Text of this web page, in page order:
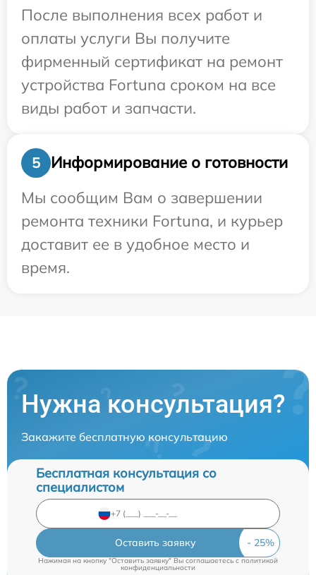
После выполнения всех работ и
оплаты услуги Вы получите
фирменный сертификат на ремонт
устройства Fortuna сроком на все
виды работ и запчасти.
5
Информирование о готовности
Мы сообщим Вам о завершении
ремонта техники Fortuna, и курьер
доставит ее в удобное место и
время.
Нужна консультация?
Закажите бесплатную консультацию
Бесплатная консультация со
специалистом
Оставить заявку
Нажимая на кнопку "Оставить заявку" Вы соглашаетесь cполитикой
конфиденциальности